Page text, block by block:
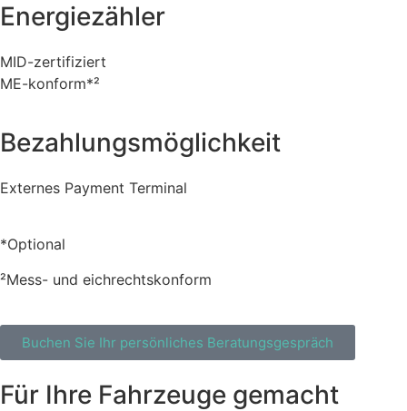
Energiezähler
MID-zertifiziert
ME-konform*²
Bezahlungsmöglichkeit
Externes Payment Terminal
*Optional
²Mess- und eichrechtskonform
Buchen Sie Ihr persönliches Beratungsgespräch
Für Ihre Fahrzeuge gemacht